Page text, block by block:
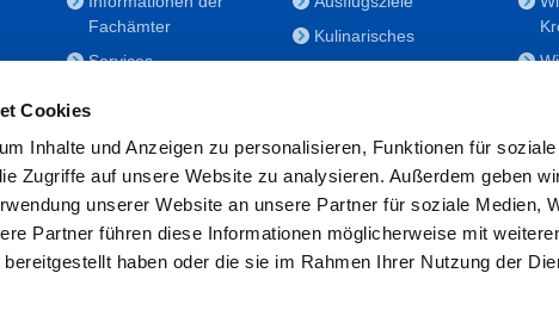
Cookies
Inhalte und Anzeigen zu personalisieren, Funktionen für
Zugriffe auf unsere Website zu analysieren. Außerdem geben
unserer Website an unsere Partner für soziale Medien,
Partner führen diese Informationen möglicherweise mit
haben oder die sie im Rahmen Ihrer Nutzung der
Sportförderung
Fachämter
Services
Nachwuchskräfte
Notdienste
Bekanntmachungen
Formulare/Downloads
RSS-Feeds
Kulinarisches
Veranstaltungen